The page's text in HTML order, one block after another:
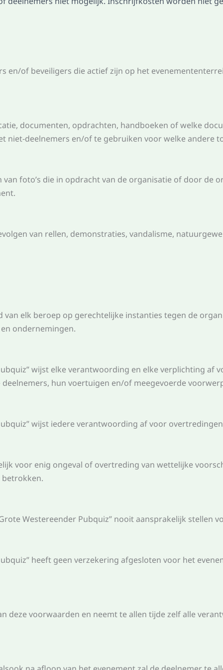
en/of beveiligers die actief zijn op het
documenten, opdrachten, handboeken of welke
niet-deelnemers en/of te gebruiken voor welke andere
foto’s die in opdracht van de organisatie of door de
van rellen, demonstraties, vandalisme,
elk beroep op gerechtelijke instanties tegen de
ondernemingen.
wijst elke verantwoording en elke verplichting af
hun voertuigen en/of meegevoerde
wijst iedere verantwoording af voor
voor enig ongeval of overtreding van wettelijke
betrokken.
Westereender Pubquiz” nooit aansprakelijk stellen
heeft geen verzekering afgesloten voor het
deze voorwaarden en neemt te allen tijde zelf alle